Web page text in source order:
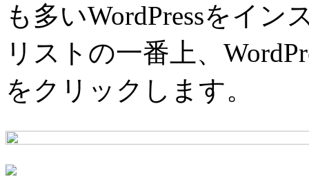
も多いWordPressをイ
リストの一番上、
をクリックします。